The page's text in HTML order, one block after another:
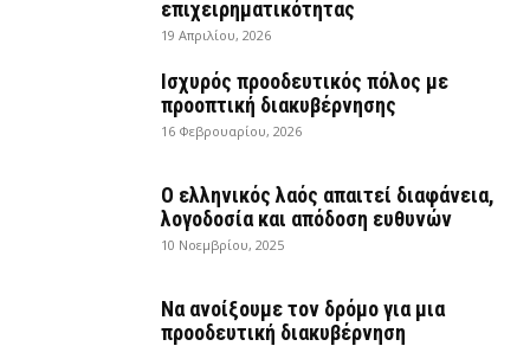
επιχειρηματικότητας
19 Απριλίου, 2026
Ισχυρός προοδευτικός πόλος με
προοπτική διακυβέρνησης
16 Φεβρουαρίου, 2026
Ο ελληνικός λαός απαιτεί διαφάνεια,
λογοδοσία και απόδοση ευθυνών
10 Νοεμβρίου, 2025
Να ανοίξουμε τον δρόμο για μια
προοδευτική διακυβέρνηση